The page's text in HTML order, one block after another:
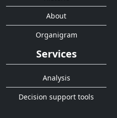
About
Organigram
Services
Analysis
Decision support tools